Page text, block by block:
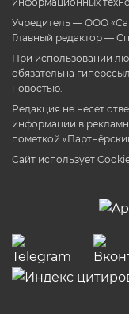
Учредитель — ООО
Главный редактор —
При использовании
обязательна
новостью.
Редакция не несет
информации в
пометкой
Сайт использует